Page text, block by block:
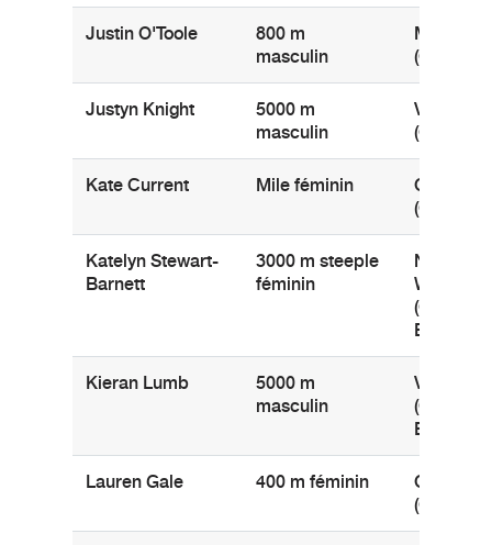
Justin O'Toole
800 m
masculin
Montréal
(Québec)
Justyn Knight
5000 m
masculin
Vaughan
(Ontario)
Kate Current Mile féminin
Cobourg
(Ontario)
Katelyn Stewart-
Barnett
3000 m steeple
féminin
New
Kieran Lumb
5000 m
masculin
Lauren Gale 400 m féminin
Ottawa
(Ontario)